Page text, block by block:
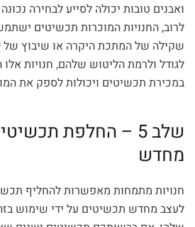
ואבנים טובות יכולה לסייע לבחירה
לרוב, החנויות המוכרות תכשיטים
שקילה של המתכת היקרה או שיבוץ של
לגודל ולרמת הליטוש שלהם, חנויות אלו
במכירת תכשיטים ויכולות לספק את
שלב 5 – החלפת
מחדש
חנויות מתמחות מאפשרות להחליף
לעצב מחדש תכשיטים על ידי שימוש